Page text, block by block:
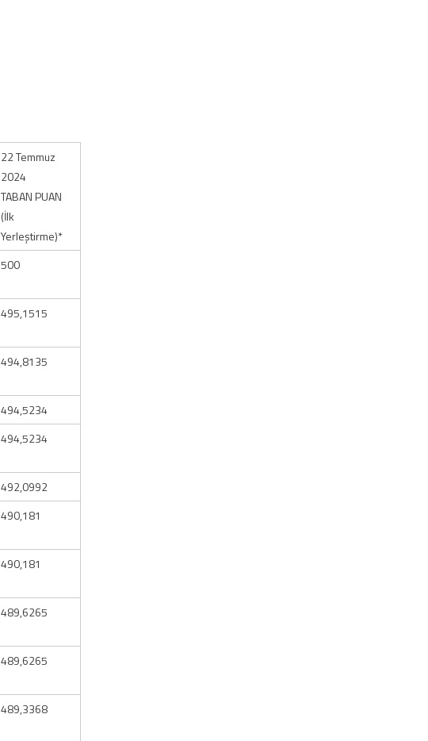
22 Temmuz
2024
TABAN PUAN
(İlk
Yerleştirme)*
500
495,1515
494,8135
494,5234
494,5234
492,0992
490,181
490,181
489,6265
489,6265
489,3368